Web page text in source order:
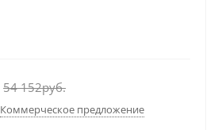
54 152руб.
Коммерческое предложение